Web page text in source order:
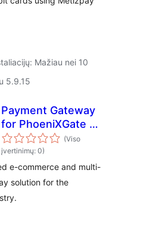
Mažiau nei 10
5.9.15
Payment Gateway
for PhoeniXGate on
WooCommerce
(Viso
įvertinimų: 0)
e-commerce and multi-
solution for the